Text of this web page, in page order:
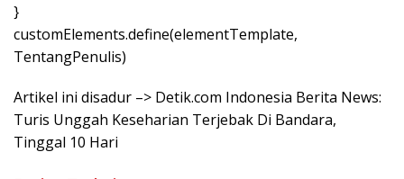
}
customElements.define(elementTemplate,
TentangPenulis)
Artikel ini disadur –> Detik.com Indonesia Berita News:
Turis Unggah Keseharian Terjebak Di Bandara,
Tinggal 10 Hari